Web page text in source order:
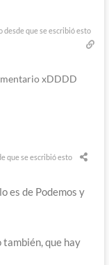
desde que se escribió esto
xDDDD
que se escribió esto
es de Podemos y
también, que hay